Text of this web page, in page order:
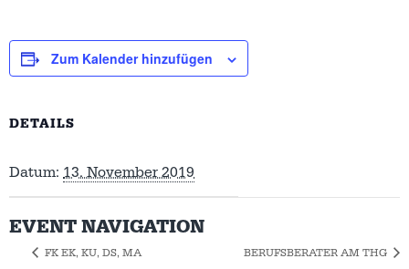
Zum Kalender hinzufügen
DETAILS
Datum: 13. November 2019
EVENT NAVIGATION
FK EK, KU, DS, MA BERUFSBERATER AM THG